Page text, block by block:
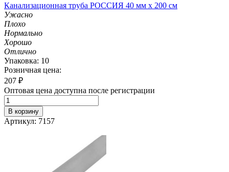
Канализационная труба РОССИЯ 40 мм х 200 см
Ужасно
Плохо
Нормально
Хорошо
Отлично
Упаковка: 10
Розничная цена:
207 ₽
Оптовая цена доступна после регистрации
В корзину
Артикул: 7157